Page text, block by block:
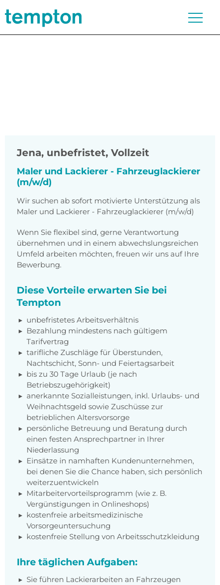
Jena, unbefristet, Vollzeit
Maler und Lackierer - Fahrzeuglackierer
(m/w/d)
Wir suchen ab sofort motivierte Unterstützung als
Maler und Lackierer - Fahrzeuglackierer (m/w/d)
Wenn Sie flexibel sind, gerne Verantwortung
übernehmen und in einem abwechslungsreichen
Umfeld arbeiten möchten, freuen wir uns auf Ihre
Bewerbung.
Diese Vorteile erwarten Sie bei
Tempton
unbefristetes Arbeitsverhältnis
Bezahlung mindestens nach gültigem
Tarifvertrag
tarifliche Zuschläge für Überstunden,
Nachtschicht, Sonn- und Feiertagsarbeit
bis zu 30 Tage Urlaub (je nach
Betriebszugehörigkeit)
anerkannte Sozialleistungen, inkl. Urlaubs- und
Weihnachtsgeld sowie Zuschüsse zur
betrieblichen Altersvorsorge
persönliche Betreuung und Beratung durch
einen festen Ansprechpartner in Ihrer
Niederlassung
Einsätze in namhaften Kundenunternehmen,
bei denen Sie die Chance haben, sich persönlich
weiterzuentwickeln
Mitarbeitervorteilsprogramm (wie z. B.
Vergünstigungen in Onlineshops)
kostenfreie arbeitsmedizinische
Vorsorgeuntersuchung
kostenfreie Stellung von Arbeitsschutzkleidung
Ihre täglichen Aufgaben:
Sie führen Lackierarbeiten an Fahrzeugen